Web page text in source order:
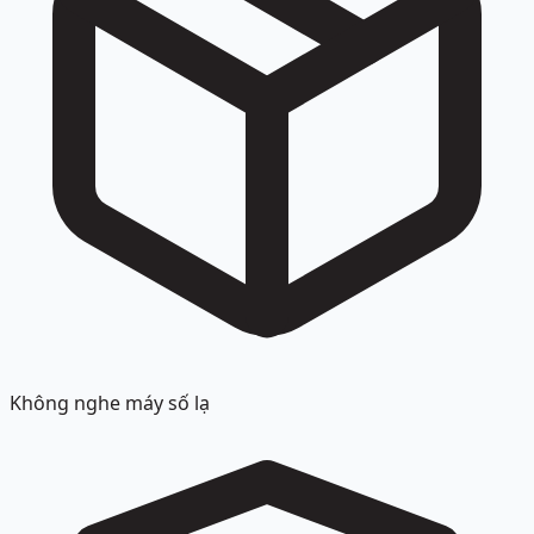
Không nghe máy số lạ